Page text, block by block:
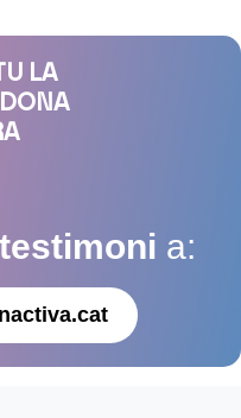
LA
testimoni a: